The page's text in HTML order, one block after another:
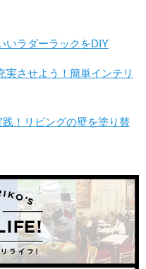
いラダーラックをDIY
実させよう！簡単インテリ
！リビングの壁を塗り替